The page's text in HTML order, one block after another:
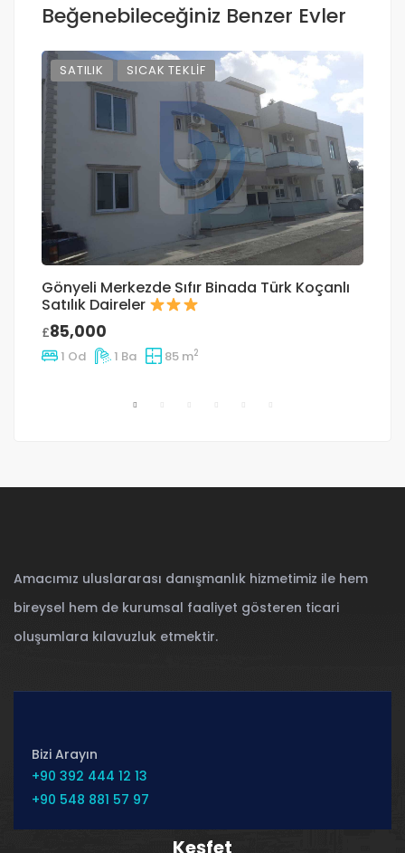
Beğenebileceğiniz Benzer Evler
SATILIK SICAK TEKLIF
Gönyeli Merkezde ​Sıfır Binada Türk Koçanlı
Satılık Daireler
£85,000
1 Od 1 Ba 85 m2
Amacımız uluslararası danışmanlık hizmetimiz ile hem
bireysel hem de kurumsal faaliyet gösteren ticari
oluşumlara kılavuzluk etmektir.
Bizi Arayın
+90 392 444 12 13
+90 548 881 57 97
Keşfet